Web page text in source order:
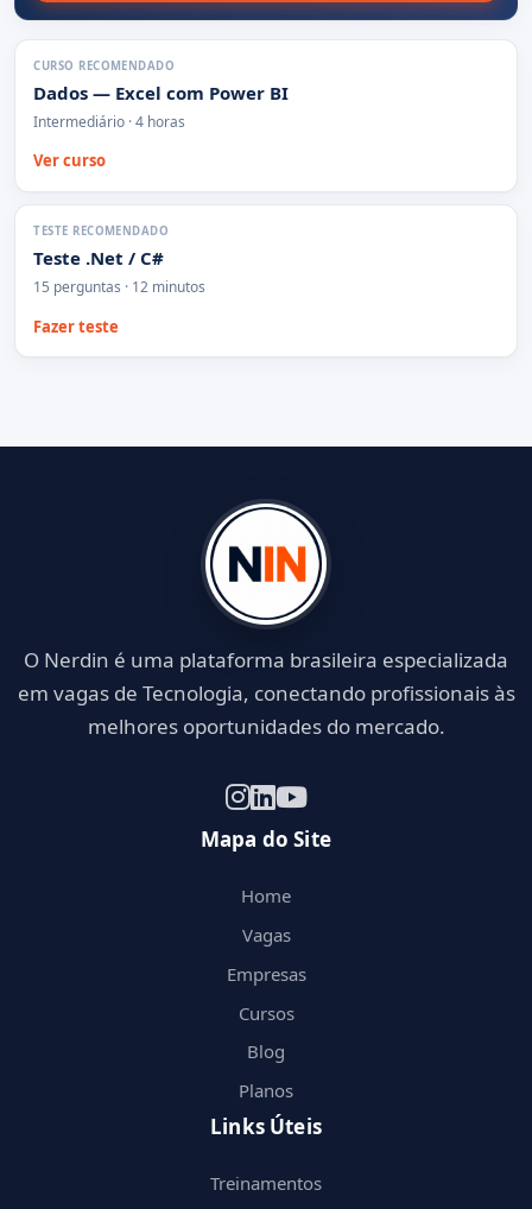
CURSO RECOMENDADO
Dados — Excel com Power BI
Intermediário · 4 horas
Ver curso
TESTE RECOMENDADO
Teste .Net / C#
15 perguntas · 12 minutos
Fazer teste
O Nerdin é uma plataforma brasileira especializada
em vagas de Tecnologia, conectando profissionais às
melhores oportunidades do mercado.
Mapa do Site
Home
Vagas
Empresas
Cursos
Blog
Planos
Links Úteis
Treinamentos